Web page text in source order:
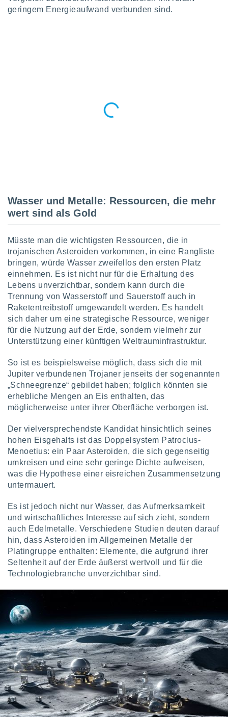
jederzeit
der
zur
zur
zur
von
der
von
von
durch
von
der
Inhalten.
und
durch
und der
von
von
1199
geringem Energieaufwand verbunden sind.
Wasser und Metalle: Ressourcen, die mehr
wert sind als Gold
Müsste man die wichtigsten Ressourcen, die in
trojanischen Asteroiden vorkommen, in eine Rangliste
bringen, würde Wasser zweifellos den ersten Platz
einnehmen. Es ist nicht nur für die Erhaltung des
Lebens unverzichtbar, sondern kann durch die
Trennung von Wasserstoff und Sauerstoff auch in
Raketentreibstoff umgewandelt werden. Es handelt
sich daher um eine strategische Ressource, weniger
für die Nutzung auf der Erde, sondern vielmehr zur
Unterstützung einer künftigen Weltrauminfrastruktur.
So ist es beispielsweise möglich, dass sich die mit
Jupiter verbundenen Trojaner jenseits der sogenannten
„Schneegrenze“ gebildet haben; folglich könnten sie
erhebliche Mengen an Eis enthalten, das
möglicherweise unter ihrer Oberfläche verborgen ist.
Der vielversprechendste Kandidat hinsichtlich seines
hohen Eisgehalts ist das Doppelsystem Patroclus-
Menoetius: ein Paar Asteroiden, die sich gegenseitig
umkreisen und eine sehr geringe Dichte aufweisen,
was die Hypothese einer eisreichen Zusammensetzung
untermauert.
Es ist jedoch nicht nur Wasser, das Aufmerksamkeit
und wirtschaftliches Interesse auf sich zieht, sondern
auch Edelmetalle. Verschiedene Studien deuten darauf
hin, dass Asteroiden im Allgemeinen Metalle der
Platingruppe enthalten: Elemente, die aufgrund ihrer
Seltenheit auf der Erde äußerst wertvoll und für die
Technologiebranche unverzichtbar sind.